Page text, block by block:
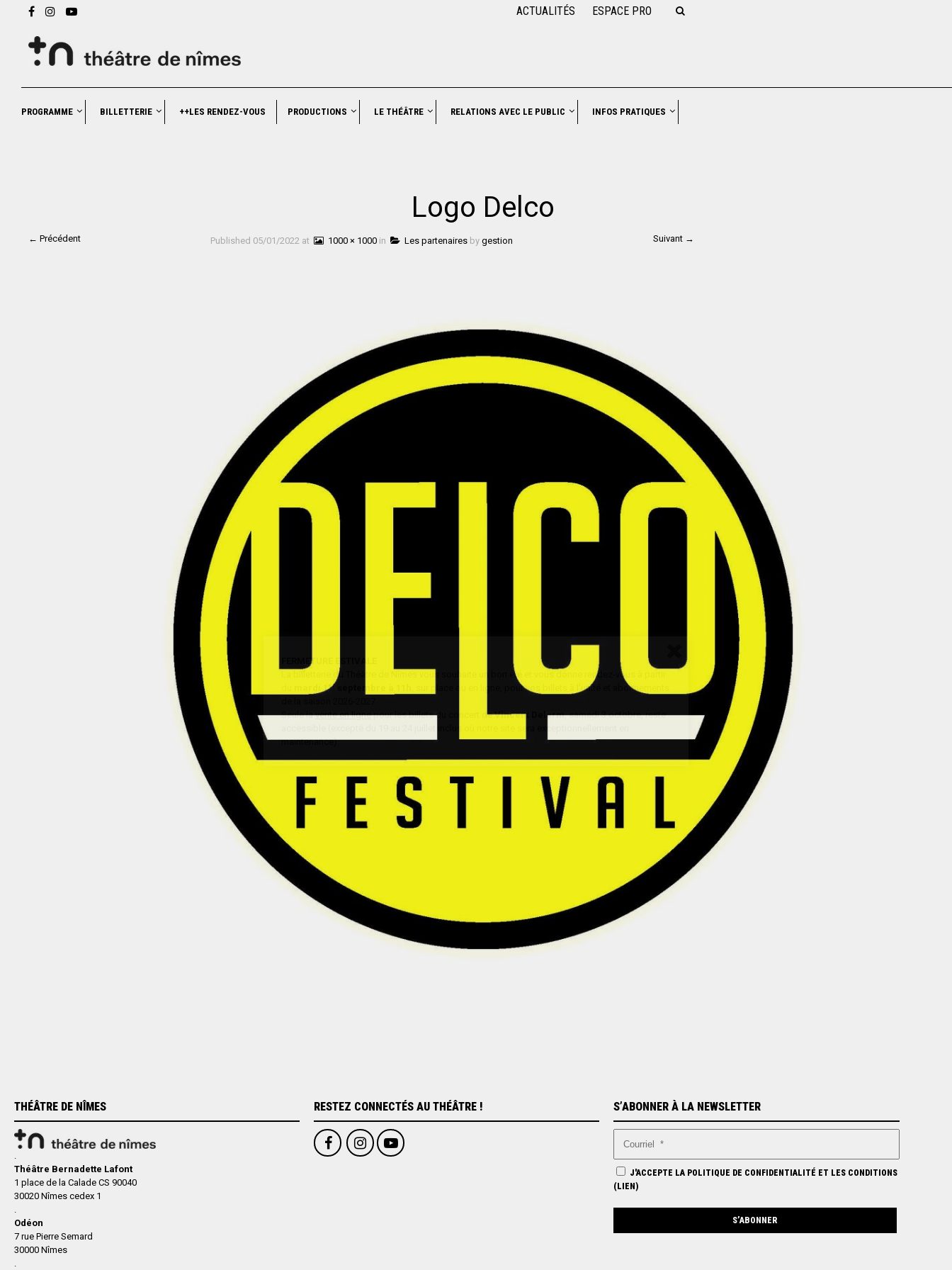
ACTUALITÉS ESPACE PRO
PROGRAMME BILLETTERIE ++LES RENDEZ-VOUS PRODUCTIONS LE THÉÂTRE RELATIONS AVEC LE PUBLIC INFOS PRATIQUES
Logo Delco
Published 05/01/2022at 1000 × 1000in Les partenairesby gestion
← Précédent Suivant →
THÉÂTRE DE NÎMES
.
Théâtre Bernadette Lafont
1 place de la Calade CS 90040
30020 Nîmes cedex 1
.
Odéon
7 rue Pierre Semard
30000 Nîmes
.
RESTEZ CONNECTÉS AU THÉÂTRE ! S’ABONNER À LA NEWSLETTER
J'ACCEPTE LA POLITIQUE DE CONFIDENTIALITÉ ET LES CONDITIONS
( LIEN )
FERMETURE ESTIVALE
La billetterie du Théâtre de Nîmes vous souhaite un bon été et vous donne rendez-vous à partir
mardi 1er
, sur place ou en ligne, pour vos billets à l’unité et abonnements
Seule lavente en lignepour les billets du concert deVincent Delerm, samedi 3 octobre, reste
maintenance).